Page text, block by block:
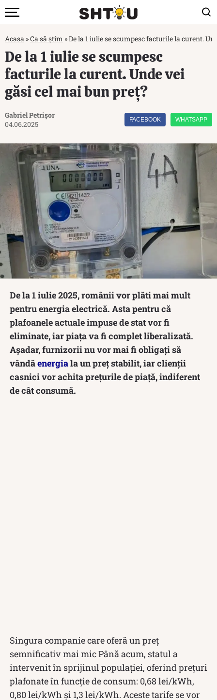
Acasa »Ca să știm »De la 1 iulie se scumpesc facturile la curent.
De la 1 iulie se scumpesc
facturile la curent. Unde vei
găsi cel mai bun preț?
Gabriel Petrișor
04.06.2025
FACEBOOK WHATSAPP
De la 1 iulie 2025, românii vor plăti mai mult
pentru energia electrică. Asta pentru că
plafoanele actuale impuse de stat vor fi
eliminate, iar piața va fi complet liberalizată.
Așadar, furnizorii nu vor mai fi obligați să
vândăenergiala un preț stabilit, iar clienții
casnici vor achita prețurile de piață, indiferent
de cât consumă.
Singura companie care oferă un preț
semnificativ mai mic Până acum, statul a
intervenit în sprijinul populației, oferind prețuri
plafonate în funcție de consum: 0,68 lei/kWh,
0,80 lei/kWh și 1,3 lei/kWh. Aceste tarife se vor